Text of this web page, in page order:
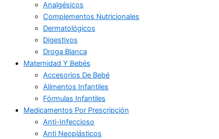
Analgésicos
Complementos Nutricionales
Dermatológicos
Digestivos
Droga Blanca
Maternidad Y Bebés
Accesorios De Bebé
Alimentos Infantiles
Fórmulas Infantiles
Medicamentos Por Prescripción
Anti-Infeccioso
Anti Neoplásticos